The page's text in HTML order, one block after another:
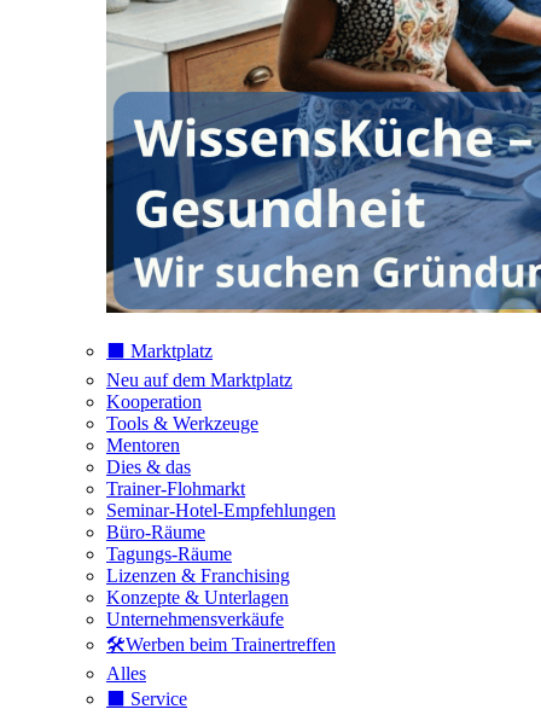
⬛️ Marktplatz
Neu auf dem Marktplatz
Kooperation
Tools & Werkzeuge
Mentoren
Dies & das
Trainer-Flohmarkt
Seminar-Hotel-Empfehlungen
Büro-Räume
Tagungs-Räume
Lizenzen & Franchising
Konzepte & Unterlagen
Unternehmensverkäufe
🛠️Werben beim Trainertreffen
Alles
⬛️ Service